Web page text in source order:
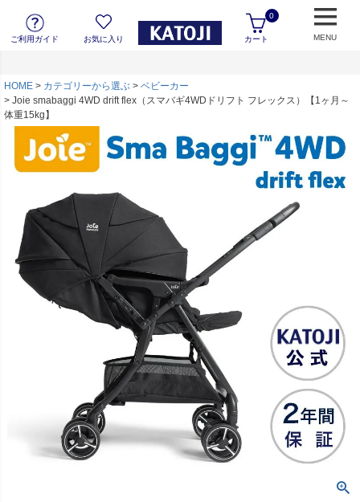
ご利用ガイド お気に入り カート
0
MENU
HOME カテゴリーから選ぶ
ベビーカー
Joie smabaggi 4WD drift flex（スマバギ4WDドリフト フレックス）【1ヶ月～
体重15kg】